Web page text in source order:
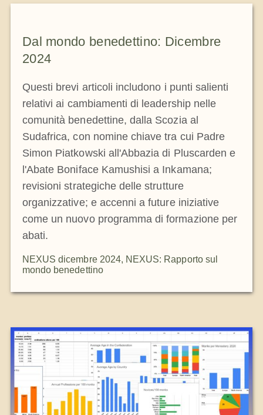
Dal mondo benedettino: Dicembre
2024
Questi brevi articoli includono i punti salienti
relativi ai cambiamenti di leadership nelle
comunità benedettine, dalla Scozia al
Sudafrica, con nomine chiave tra cui Padre
Simon Piatkowski all'Abbazia di Pluscarden e
l'Abate Boniface Kamushisi a Inkamana;
revisioni strategiche delle strutture
organizzative; e accenni a future iniziative
come un nuovo programma di formazione per
abati.
NEXUS dicembre 2024, NEXUS: Rapporto sul
mondo benedettino